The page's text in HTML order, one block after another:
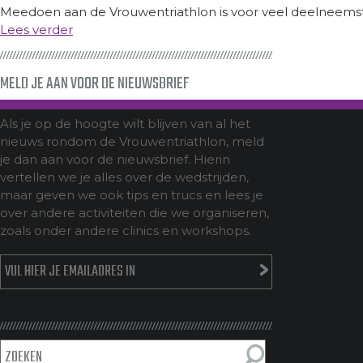
Meedoen aan de Vrouwentriathlon is voor veel
Lees verder
MELD JE AAN VOOR DE NIEUWSBRIEF
Als je op de hoogte wilt blijven van al het
nieuws rondom de Vrouwentriathlon, meld
je dan aan voor de nieuwsbrief. Hierin
vertellen we je alles over de wedstrijden,
maar geven we ook tips en trucs en lees je
over andere activiteiten die we organiseren,
zoals onder andere clinics en workshops.